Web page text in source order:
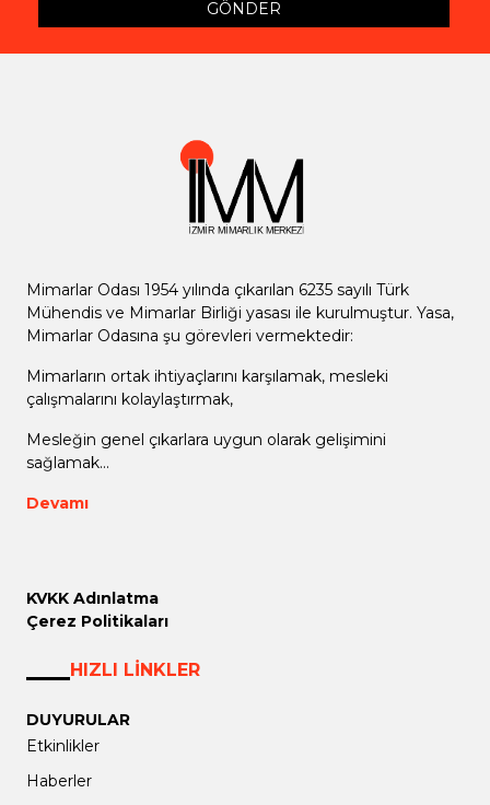
GÖNDER
Mimarlar Odası 1954 yılında çıkarılan 6235 sayılı Türk
Mühendis ve Mimarlar Birliği yasası ile kurulmuştur. Yasa,
Mimarlar Odasına şu görevleri vermektedir:
Mimarların ortak ihtiyaçlarını karşılamak, mesleki
çalışmalarını kolaylaştırmak,
Mesleğin genel çıkarlara uygun olarak gelişimini
sağlamak...
Devamı
KVKK Adınlatma
Çerez Politikaları
HIZLI LİNKLER
DUYURULAR
Etkinlikler
Haberler